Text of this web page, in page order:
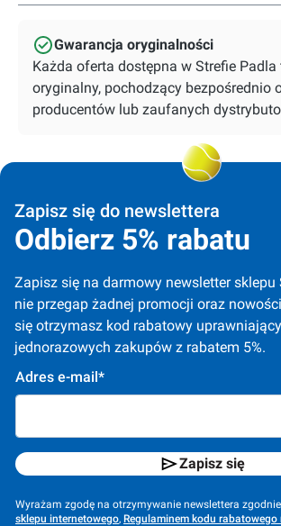
Gwarancja oryginalności
Każda oferta dostępna w Strefie
oryginalny, pochodzący bezpośrednio
producentów lub zaufanych
Zapisz się do newslettera
Odbierz 5% rabatu
Zapisz się na darmowy newsletter sklepu
nie przegap żadnej promocji oraz
się otrzymasz kod rabatowy
jednorazowych zakupów z rabatem 5%.
Adres e-mail*
Zapisz się
Wyrażam zgodę na otrzymywanie newslettera
sklepu internetowego, Regulaminem kodu rabatowego